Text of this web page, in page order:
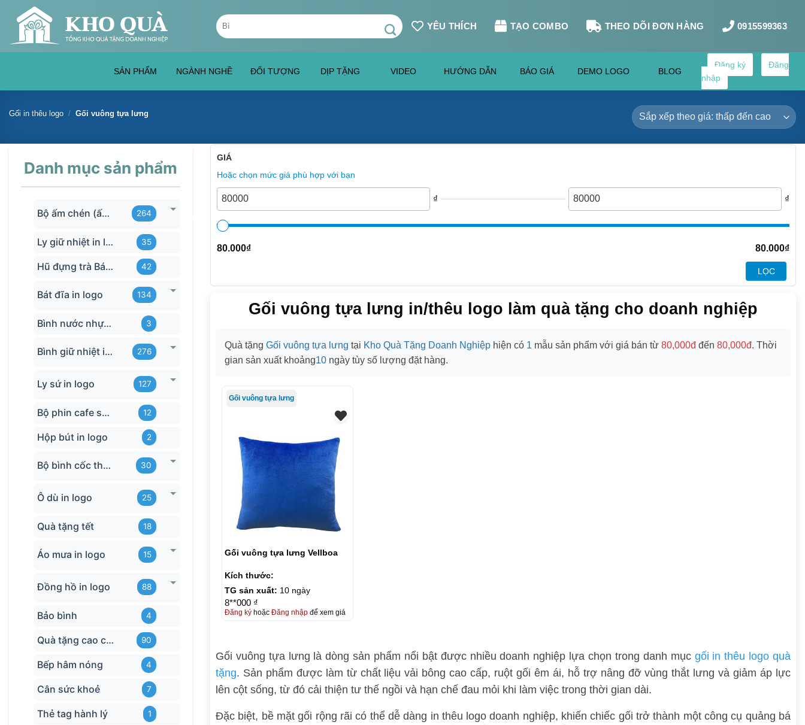
content
Tìm
kiếm:
YÊU THÍCH TẠO COMBO THEO DÕI ĐƠN HÀNG 0915599363
SẢN PHẨM NGÀNH NGHỀ ĐỐI TƯỢNG DỊP TẶNG VIDEO HƯỚNG DẪN BÁO GIÁ DEMO LOGO BLOG
Đăng ký
Đăng
nhập
Gối in thêu logo / Gối vuông tựa lưng
Danh mục sản phẩm
Bộ ấm chén (ấm trà) in logo 264
Ly giữ nhiệt in logo 35
Hũ đựng trà Bát Tràng 42
Bát đĩa in logo 134
Bình nước nhựa TQ 3
Bình giữ nhiệt in logo 276
Ly sứ in logo 127
Bộ phin cafe sứ Bát Tràng 12
Hộp bút in logo 2
Bộ bình cốc thủy tinh 30
Ô dù in logo 25
Quà tặng tết 18
Áo mưa in logo 15
Đồng hồ in logo 88
Bảo bình 4
Quà tặng cao cấp 90
Bếp hâm nóng 4
Cân sức khoẻ 7
Thẻ tag hành lý 1
GIÁ
Hoặc chọn mức giá phù hợp với bạn
₫ ₫
80.000₫ 80.000₫
LỌC
Gối vuông tựa lưng in/thêu logo làm quà tặng cho doanh nghiệp
Quà tặng Gối vuông tựa lưng tại Kho Quà Tặng Doanh Nghiệp hiện có 1 mẫu sản phẩm với giá bán từ 80,000đ đến 80,000đ. Thời
gian sản xuất khoảng10 ngày tùy số lượng đặt hàng.
Gối vuông tựa lưng
Gối vuông tựa lưng Vellboa
Kích thước:
TG sản xuất: 10 ngày
8**000 ₫
Đăng kýhoặc Đăng nhậpđể xem giá
Gối vuông tựa lưng là dòng sản phẩm nổi bật được nhiều doanh nghiệp lựa chọn trong danh mục gối in thêu logo quà
tặng. Sản phẩm được làm từ chất liệu vải bông cao cấp, ruột gối êm ái, hỗ trợ nâng đỡ vùng thắt lưng và giảm áp lực
lên cột sống, từ đó cải thiện tư thế ngồi và hạn chế đau mỏi khi làm việc trong thời gian dài.
Đặc biệt, bề mặt gối rộng rãi có thể dễ dàng in thêu logo doanh nghiệp, khiến chiếc gối trở thành một công cụ quảng bá